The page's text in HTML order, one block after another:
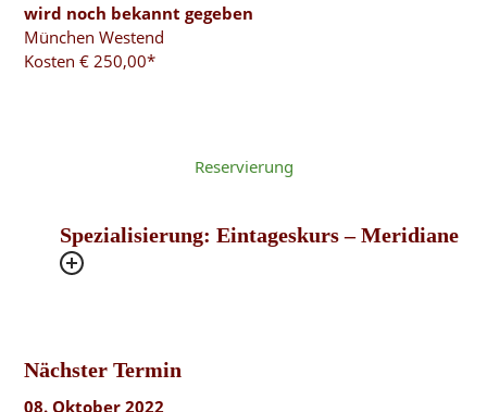
wird noch bekannt gegeben
München Westend
Kosten € 250,00*
Reservierung
Spezialisierung: Eintageskurs – Meridiane
Nächster Termin
08. Oktober 2022